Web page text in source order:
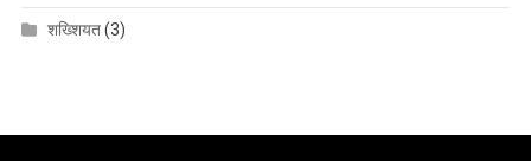
शख्शियत(3)